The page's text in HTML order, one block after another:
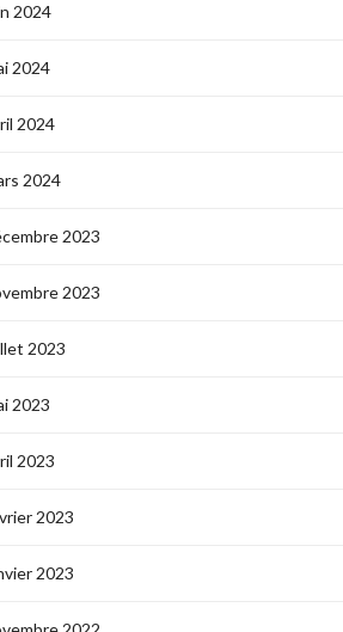
2024
2024
2024
2024
2023
2023
2023
2023
2023
2023
2023